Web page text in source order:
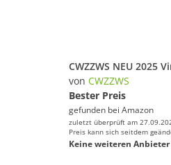
von CWZZWS
Bester Preis
gefunden bei Amazon
zuletzt überprüft am
Preis kann sich seitdem
Keine weiteren Anbieter